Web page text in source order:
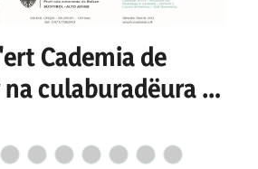
Cademia de
culaburadëura o